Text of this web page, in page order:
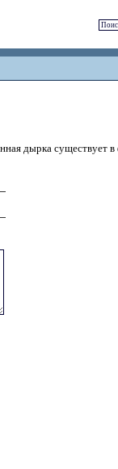
дырка существует